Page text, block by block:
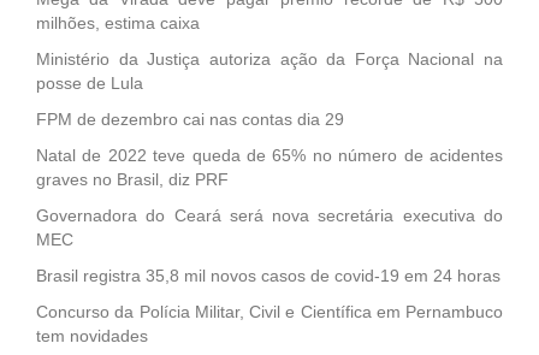
milhões, estima caixa
Ministério da Justiça autoriza ação da Força Nacional na
posse de Lula
FPM de dezembro cai nas contas dia 29
Natal de 2022 teve queda de 65% no número de acidentes
graves no Brasil, diz PRF
Governadora do Ceará será nova secretária executiva do
MEC
Brasil registra 35,8 mil novos casos de covid-19 em 24 horas
Concurso da Polícia Militar, Civil e Científica em Pernambuco
tem novidades